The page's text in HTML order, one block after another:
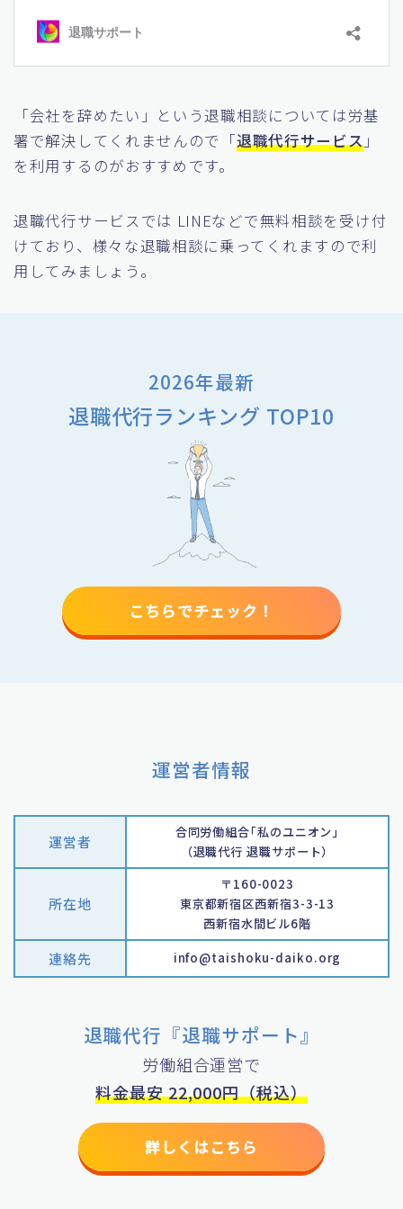
「会社を辞めたい」という退職相談については労基
署で解決してくれませんので「退職代行サービス 」
を利用するのがおすすめです。
退職代行サービスでは LINEなどで無料相談を受け付
けており、様々な退職相談に乗ってくれますので利
用してみましょう。
2026年最新
退職代行ランキング TOP10
こちらでチェック！
運営者情報
運営者
合同労働組合｢私のユニオン｣
（退職代行 退職サポート）
所在地
〒160-0023
東京都新宿区西新宿3-3-13
西新宿水間ビル6階
連絡先 info@taishoku-daiko.org
退職代行『退職サポート』
労働組合運営で
料金最安 22,000円（税込）
詳しくはこちら